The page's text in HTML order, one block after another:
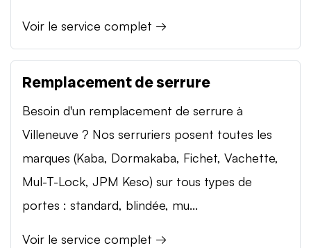
Voir le service complet →
Remplacement de serrure
Besoin d'un remplacement de serrure à
Villeneuve ? Nos serruriers posent toutes les
marques (Kaba, Dormakaba, Fichet, Vachette,
Mul-T-Lock, JPM Keso) sur tous types de
portes : standard, blindée, mu...
Voir le service complet →